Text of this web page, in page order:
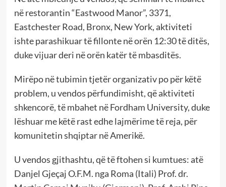
në restorantin “Eastwood Manor”, 3371,
Eastchester Road, Bronx, New York, aktiviteti
ishte parashikuar të fillonte në orën 12:30 të ditës,
duke vijuar deri në orën katër të mbasditës.
Mirëpo në tubimin tjetër organizativ po për këtë
problem, u vendos përfundimisht, që aktiviteti
shkencorë, të mbahet në Fordham University, duke
lëshuar me këtë rast edhe lajmërime të reja, për
komunitetin shqiptar në Amerikë.
U vendos gjithashtu, që të ftohen si kumtues: atë
Danjel Gjeçaj O.F.M. nga Roma (Itali) Prof. dr.